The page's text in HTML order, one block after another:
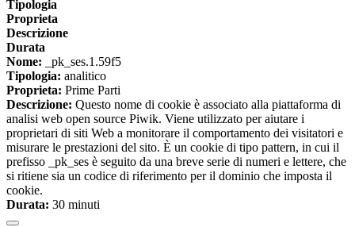
Tipologia
Proprieta
Descrizione
Durata
Nome: _pk_ses.1.59f5
Tipologia: analitico
Proprieta: Prime Parti
Descrizione: Questo nome di cookie è associato alla piattaforma di
analisi web open source Piwik. Viene utilizzato per aiutare i
proprietari di siti Web a monitorare il comportamento dei visitatori e
misurare le prestazioni del sito. È un cookie di tipo pattern, in cui il
prefisso _pk_ses è seguito da una breve serie di numeri e lettere, che
si ritiene sia un codice di riferimento per il dominio che imposta il
cookie.
Durata: 30 minuti